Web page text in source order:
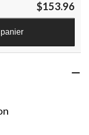
$153.96